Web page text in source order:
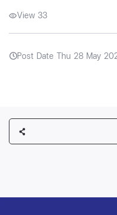
View 33
Post Date Thu 28 May